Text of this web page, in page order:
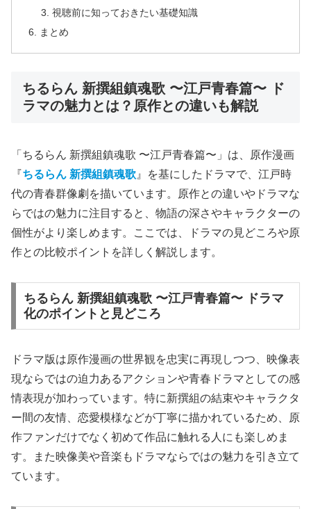
視聴前に知っておきたい基礎知識
まとめ
ちるらん 新撰組鎮魂歌 〜江戸青春篇〜 ド
ラマの魅力とは？原作との違いも解説
「ちるらん 新撰組鎮魂歌 〜江戸青春篇〜」は、原作漫画
『ちるらん 新撰組鎮魂歌 』を基にしたドラマで、江戸時
代の青春群像劇を描いています。原作との違いやドラマな
らではの魅力に注目すると、物語の深さやキャラクターの
個性がより楽しめます。ここでは、ドラマの見どころや原
作との比較ポイントを詳しく解説します。
ちるらん 新撰組鎮魂歌 〜江戸青春篇〜 ドラマ
化のポイントと見どころ
ドラマ版は原作漫画の世界観を忠実に再現しつつ、映像表
現ならではの迫力あるアクションや青春ドラマとしての感
情表現が加わっています。特に新撰組の結束やキャラクタ
ー間の友情、恋愛模様などが丁寧に描かれているため、原
作ファンだけでなく初めて作品に触れる人にも楽しめま
す。また映像美や音楽もドラマならではの魅力を引き立て
ています。